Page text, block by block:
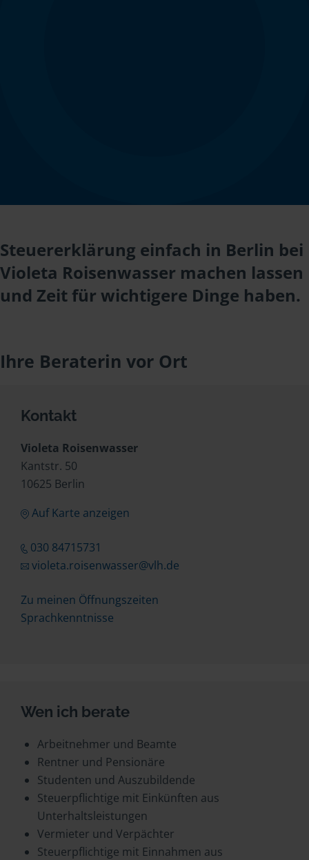
Steuererklärung einfach in Berlin bei
Violeta Roisenwasser machen lassen
und Zeit für wichtigere Dinge haben.
Ihre Beraterin vor Ort
Kontakt
Violeta Roisenwasser
Kantstr. 50
10625 Berlin
Auf Karte anzeigen
030 84715731
violeta.roisenwasser@vlh.de
Zu meinen Öffnungszeiten
Sprachkenntnisse
Wen ich berate
Arbeitnehmer und Beamte
Rentner und Pensionäre
Studenten und Auszubildende
Steuerpflichtige mit Einkünften aus
Unterhaltsleistungen
Vermieter und Verpächter
Steuerpflichtige mit Einnahmen aus